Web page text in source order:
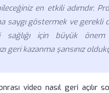
en etkili adımdır.
saygı göstermek ve gerekli
sağlığı için büyük
geri kazanma şansınız
video nasıl geri açılır